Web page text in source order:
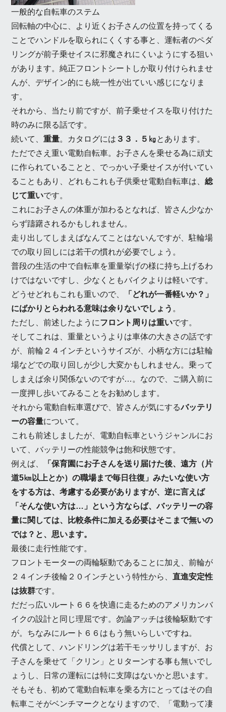
一般的な自転車のステム
回転軸の中心に、より近くお子さんの位置を持ってくる
ことでハンドルを取られにくくする事と、運転者のペダ
リングが前子乗せイスに邪魔されにくいようにする狙い
があります。純正フロントシートしか取り付けられませ
んが、デザイン的にも統一性が出ていい感じになりま
す。
それから、当たり前ですが、前子乗せイスを取り付けた
時のみに限る話です。
続いて、重量。カタログには ３３．５㎏とあります。
ただでさえ重い電動自転車。お子さんを乗せる為に頑丈
に作られていることと、でっかい子乗せイスが付いてい
ることもあり、どれもこれも子供乗せ電動自転車は、総
じて重いです。
これにお子さんの体重が加わるとなれば、皆さん少なか
らず躊躇されるかもしれません。
走り出してしまえばなんてことはないんですが、駐輪場
での取り回しには若干の慣れが必要でしょう。
普段の生活の中で自転車を重量挙げの様に持ち上げるわ
けではないですし、少なくともバイクよりは軽いです。
どうせどれもこれも重いので、
「どれが一番軽いか？」
にばかりとらわれる意味は余りないでしょう 。
ただし、前述したようにフロント周りは重いです。
そしてこれは、重量というよりは車体の大きさの話です
が、前輪２４インチというサイズが、小柄な方には駐輪
場などでの取り回しが少し大変かもしれません。乗って
しまえば余り関係ないのですが…。なので、ご購入前に
一度押し歩いてみることをお勧めします。
それから電動自転車選びで、皆さんが気にするバッテリ
ーの容量について。
これも前述しましたが、電動自転車というジャンルにお
いて、バッテリーの性能競争は飽和状態です。
例えば、
「保育園にお子さんを送り届けた後、遠方（片
道5㎞以上とか）の職場まで毎日往復」みたいな使い方
をする方は、考慮する必要がありますが、逆に言えば
「そんな使い方は…」という方ならば、バッテリーの容
量に関しては、比較条件に加える必要はそこまで無いの
では？と、思います。
最後に走行性能です。
フロントモーターの両輪駆動であることに加え、前輪が
２４インチ後輪２０インチという特性から、直進安定性
は抜群です。
だだっ広いルート６６を快適に走るためのアメリカンバ
イクの設計と同じ理屈です。勿論アッチは後輪駆動です
が。ちなみにルート６６はもう無いらしいですね。
代償として、ハンドリングは若干モッサリしますが、お
子さんを乗せて「クリン」とＵターンする事も無いでし
ょうし、日常の運転には特に支障はないかと思います。
そもそも、初めて電動自転車を乗る方にとってはその自
転車こそがベンチマークとなりますので、「電動って凄